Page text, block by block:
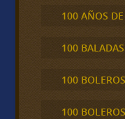
100 AÑOS
100 BALADAS
100 BOLEROS
100 BOLEROS